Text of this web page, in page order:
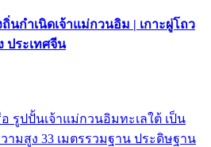
นกำเนิดเจ้าแม่กวนอิม | เกาะผู่โถว
ประเทศจีน
รูปปั้นเจ้าแม่กวนอิมทะเลใต้ เป็น
ามสูง 33 เมตรรวมฐาน ประดิษฐาน